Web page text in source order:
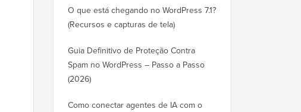
O que está chegando no WordPress 7.1?
(Recursos e capturas de tela)
Guia Definitivo de Proteção Contra
Spam no WordPress – Passo a Passo
(2026)
Como conectar agentes de IA com o